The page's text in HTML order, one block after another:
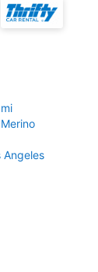
Angeles